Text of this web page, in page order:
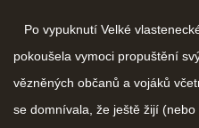
Po vypuknutí Velké
pokoušela vymoci propuštění
vězněných občanů a vojáků
se domnívala, že ještě žijí